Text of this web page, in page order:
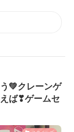
💚クレーンゲ
ば❣ゲームセ